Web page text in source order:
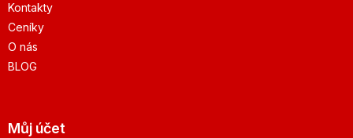
Kontakty
Ceníky
O nás
BLOG
Můj účet